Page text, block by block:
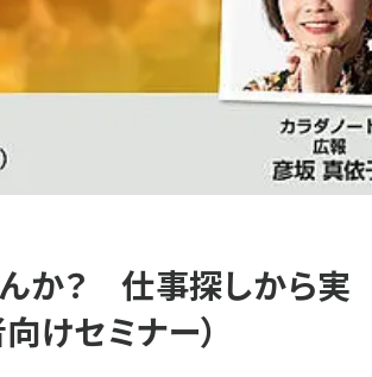
か？ 仕事探しから実
けセミナー）